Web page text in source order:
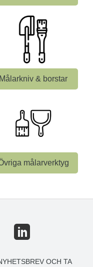
Målarkniv & borstar
målarverktyg
OCH TA